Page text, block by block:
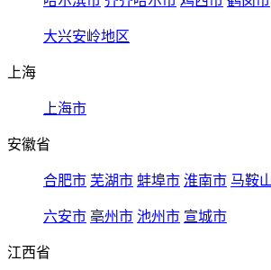
大兴安岭地区
上海
上海市
安徽省
合肥市 芜湖市 蚌埠市 淮南市 马鞍
六安市 亳州市 池州市 宣城市
江西省